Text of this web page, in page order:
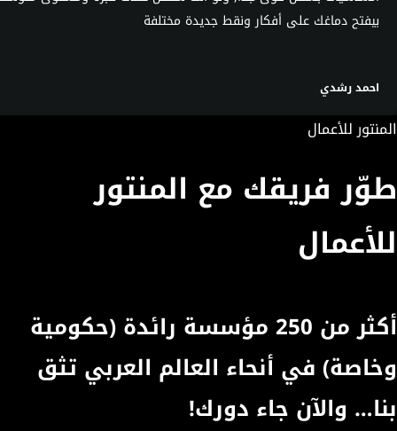
بيفتح دماغك على أفكار ونقط جديدة مختلفة
احمد رشدي
المنتور للأعمال
طوّر فريقك مع المنتور
للأعمال
أكثر من 250 مؤسسة رائدة (حكومية
وخاصة) في أنحاء العالم العربي تثق
بنا… والآن جاء دورك!